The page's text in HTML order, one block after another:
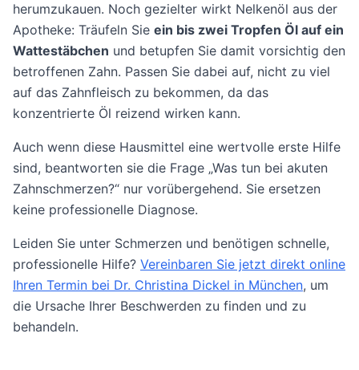
herumzukauen. Noch gezielter wirkt Nelkenöl aus der
Apotheke: Träufeln Sie ein bis zwei Tropfen Öl auf ein
Wattestäbchen und betupfen Sie damit vorsichtig den
betroffenen Zahn. Passen Sie dabei auf, nicht zu viel
auf das Zahnfleisch zu bekommen, da das
konzentrierte Öl reizend wirken kann.
Auch wenn diese Hausmittel eine wertvolle erste Hilfe
sind, beantworten sie die Frage „Was tun bei akuten
Zahnschmerzen?“ nur vorübergehend. Sie ersetzen
keine professionelle Diagnose.
Leiden Sie unter Schmerzen und benötigen schnelle,
professionelle Hilfe? Vereinbaren Sie jetzt direkt online
Ihren Termin bei Dr. Christina Dickel in München, um
die Ursache Ihrer Beschwerden zu finden und zu
behandeln.